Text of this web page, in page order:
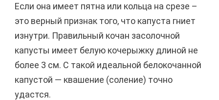
Если она имеет пятна или кольца на срезе –
это верный признак того, что капуста гниет
изнутри. Правильный кочан засолочной
капусты имеет белую кочерыжку длиной не
более 3 см. С такой идеальной белокочанной
капустой — квашение (соление) точно
удастся.